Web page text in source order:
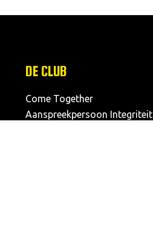
DE CLUB
Come Together
Aanspreekpersoon Integriteit